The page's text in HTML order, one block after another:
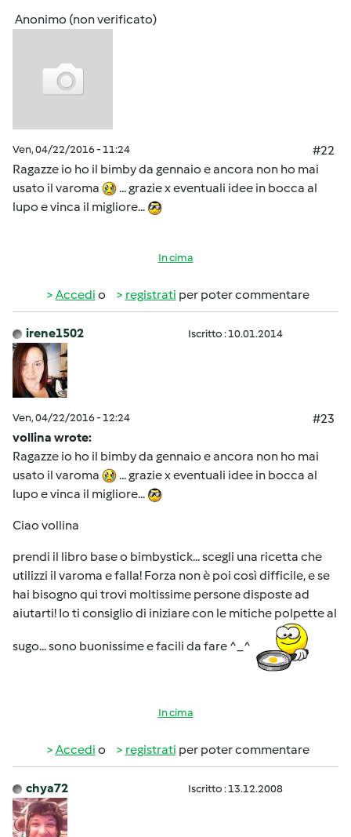
Anonimo (non verificato)
Ven, 04/22/2016 - 11:24
#22
Ragazze io ho il bimby da gennaio e ancora non ho mai
usato il varoma
... grazie x eventuali idee in bocca al
lupo e vinca il migliore...
In cima
Accedi o registrati per poter commentare
irene1502 Iscritto : 10.01.2014
Ven, 04/22/2016 - 12:24
#23
vollina wrote:
Ragazze io ho il bimby da gennaio e ancora non ho mai
usato il varoma
... grazie x eventuali idee in bocca al
lupo e vinca il migliore...
Ciao vollina
prendi il libro base o bimbystick... scegli una ricetta che
utilizzi il varoma e falla! Forza non è poi così difficile, e se
hai bisogno qui trovi moltissime persone disposte ad
aiutarti! Io ti consiglio di iniziare con le mitiche polpette al
sugo... sono buonissime e facili da fare ^_^
In cima
Accedi o registrati per poter commentare
chya72 Iscritto : 13.12.2008